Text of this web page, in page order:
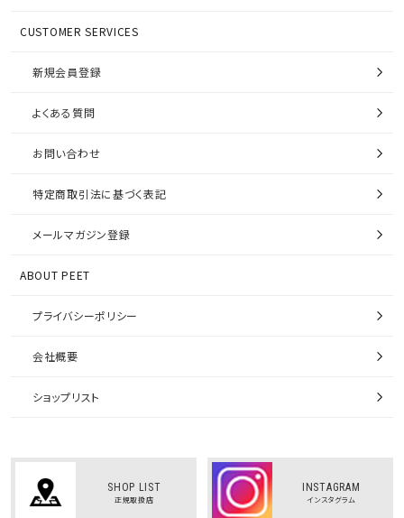
CUSTOMER SERVICES
新規会員登録
よくある質問
お問い合わせ
特定商取引法に基づく表記
メールマガジン登録
ABOUT PEET
プライバシーポリシー
会社概要
ショップリスト
SHOP LIST
正規取扱店
INSTAGRAM
インスタグラム